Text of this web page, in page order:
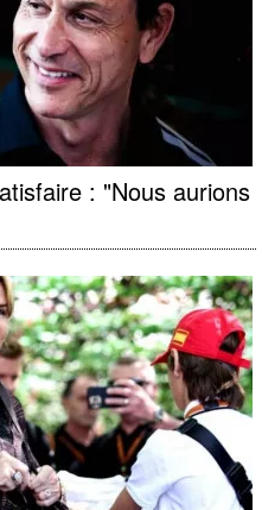
: "Nous aurions